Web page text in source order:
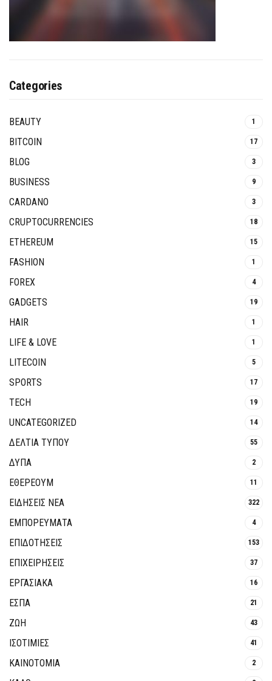
Categories
BEAUTY 1
BITCOIN 17
BLOG 3
BUSINESS 9
CARDANO 3
CRUPTOCURRENCIES 18
ETHEREUM 15
FASHION 1
FOREX 4
GADGETS 19
HAIR 1
LIFE & LOVE 1
LITECOIN 5
SPORTS 17
TECH 19
UNCATEGORIZED 14
ΔΕΛΤΙΑ ΤΥΠΟΥ 55
ΔΥΠΑ 2
ΕΘΈΡΕΟΥΜ 11
ΕΙΔΗΣΕΙΣ ΝΕΑ 322
ΕΜΠΟΡΕΥΜΑΤΑ 4
ΕΠΙΔΟΤΗΣΕΙΣ 153
ΕΠΙΧΕΙΡΗΣΕΙΣ 37
ΕΡΓΑΣΙΑΚΑ 16
ΕΣΠΑ 21
ΖΩΗ 43
ΙΣΟΤΙΜΙΕΣ 41
ΚΑΙΝΟΤΟΜΊΑ 2